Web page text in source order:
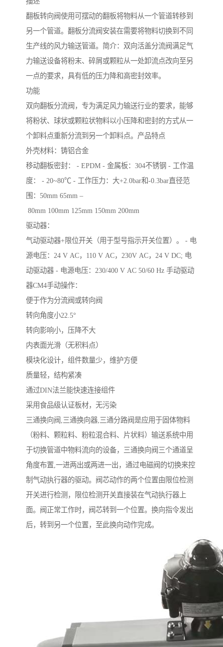
翻板转向阀使用可摆动的翻板将物料从一个管道转移到
另一个管道。翻板分流阀安装在需要将物料切换到不同
生产线的风力输送管道。简介：双向活盖分流阀满足气
力输送设备将粉末、碎屑或颗粒从一处卸流点改向至另
一点的要求，具有低的压力降和高密封效率。
功能
双向翻板分流阀，专为满足风力输送行业的要求，能够
将粉状、球状或颗粒状物料以小压降和密封的方式从一
个卸料点重新分流到另一个卸料点。产品特点
外壳材料：铸铝合金
移动翻板密封： - EPDM - 金属板：304不锈钢 - 工作温
度： - 20~80℃ - 工作压力：大+2.0bar和-0.3bar直径范
围：50mm 65mm –
80mm 100mm 125mm 150mm 200mm
驱动器：
气动驱动器+限位开关（用于型号指示开关位置）。 - 电
源电压：24 V AC，110 V AC，230V AC，24 V DC; 电
动驱动器 - 电源电压：230/400 V AC 50/60 Hz 手动驱动
器CM4手动操作：
便于作为分流阀或转向阀
转向角度小22.5°
转向影响小，压降不大
内表面光滑（无积料点）
模块化设计，组件数量少，维护方便
质量轻，结构紧凑
通过DIN法兰能快速连接组件
采用食品级认证板材，无污染
三通换向阀,三通换向器,三通分路阀是应用于固体物料
（粉料、颗粒料、粉粒混合料、片状料）输送系统中用
于切换管道中物料流向的设备，三通换向阀三个通道呈
角度布置,一进两出或两进一出，通过电磁阀的切换来控
制气动执行器的驱动。阀芯动作的两个位置由限位检测
开关进行检测，限位检测开关直接装在气动执行器上
面。阀正常工作时，阀芯转到一个位置。换向指令发出
后，转到另一个位置，至此换向动作完成。